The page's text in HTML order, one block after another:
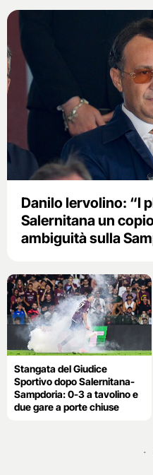
Danilo Iervolino: “I
Salernitana un
ambiguità sulla
Stangata del Giudice
Sportivo dopo Salernitana-
Sampdoria: 0-3 a tavolino e
due gare a porte chiuse